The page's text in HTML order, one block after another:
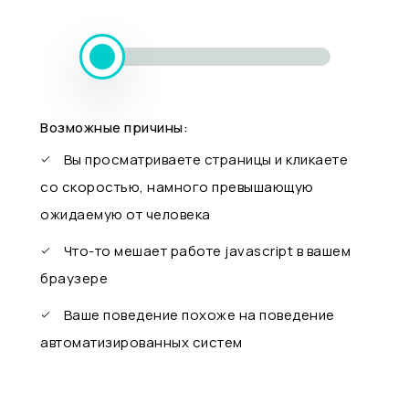
Возможные причины:
Вы просматриваете страницы и кликаете
со скоростью, намного превышающую
ожидаемую от человека
Что-то мешает работе javascript в вашем
браузере
Ваше поведение похоже на поведение
автоматизированных систем